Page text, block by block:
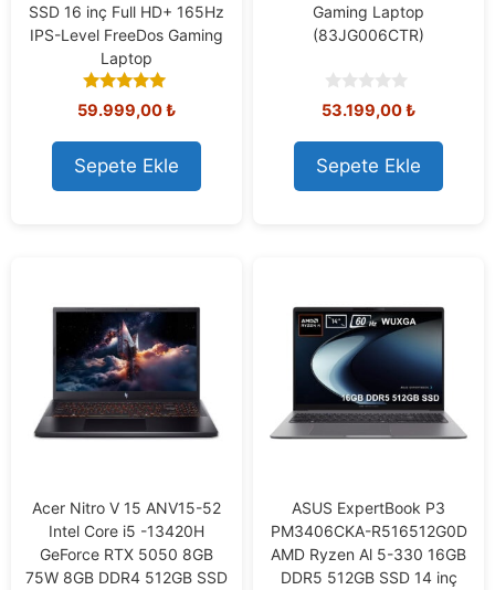
SSD 16 inç Full HD+ 165Hz
IPS-Level FreeDos Gaming
Laptop
5.00
out of 5
59.999,00₺
Sepete Ekle
Gaming Laptop
(83JG006CTR)
0
o
u
t
o
f
53.199,00₺
Sepete Ekle
Acer Nitro V 15 ANV15-52
Intel Core i5 -13420H
GeForce RTX 5050 8GB
75W 8GB DDR4 512GB SSD
ASUS ExpertBook P3
PM3406CKA-R516512G0D
AMD Ryzen Al 5-330 16GB
DDR5 512GB SSD 14 inç